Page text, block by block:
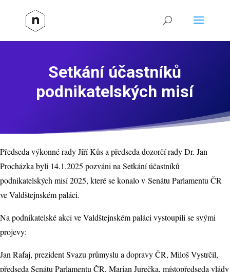
Setkání účastníků
podnikatelských misí
Předseda výkonné rady Jiří Kůs a předseda dozorčí rady Dr. Jan
Procházka byli 14.1.2025 pozváni na Setkání účastníků
podnikatelských misí 2025, které se konalo v Senátu Parlamentu ČR
ve Valdštejnském paláci.
Na podnikatelské akci ve Valdštejnském paláci vystoupili se svými
projevy:
Jan Rafaj, prezident Svazu průmyslu a dopravy ČR, Miloš Vystrčil,
předseda Senátu Parlamentu ČR, Marian Jurečka, místopředseda vlády